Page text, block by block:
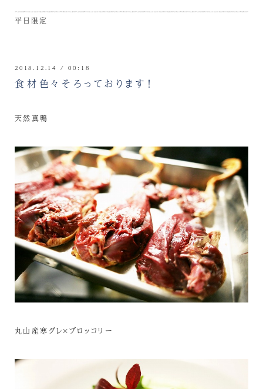
平日限定
2018.12.14 / 00:18
食材色々そろっております！
天然真鴨
丸山産寒グレ×ブロッコリー